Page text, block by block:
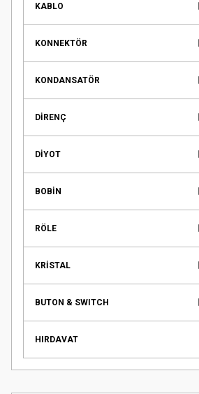
KABLO
KONNEKTÖR
KONDANSATÖR
DİRENÇ
DİYOT
BOBİN
RÖLE
KRİSTAL
BUTON & SWITCH
HIRDAVAT